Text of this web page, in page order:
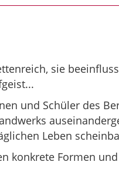
sie
und Schüler des
Leben
konkrete Formen